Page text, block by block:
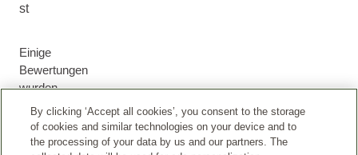
st
Einige
Bewertungen
wurden
von
Kunden
abgegeben,
By clicking ‘Accept all cookies’, you consent to the storage
of cookies and similar technologies on your device and to
the processing of your data by us and our partners. The